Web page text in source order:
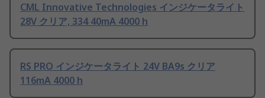
CML Innovative Technologies インジケータライト
28V クリア, 334 40mA 4000 h
RS PRO インジケータライト 24V BA9s クリア
116mA 4000 h